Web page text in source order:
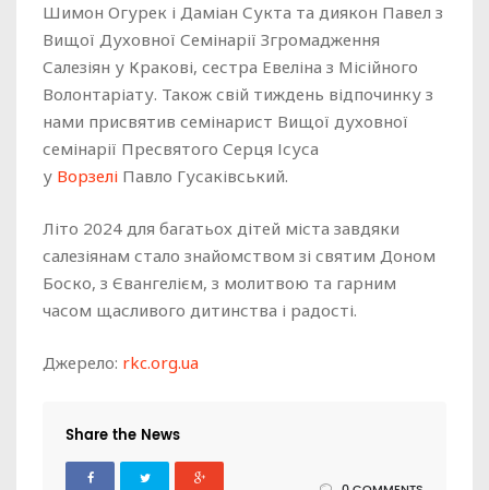
Шимон Огурек і Даміан Сукта та диякон Павел з
Вищої Духовної Семінарії Згромадження
Салезіян у Кракові, сестра Евеліна з Місійного
Волонтаріату. Також свій тиждень відпочинку з
нами присвятив семінарист Вищої духовної
семінарії Пресвятого Серця Ісуса
у Ворзелі Павло Гусаківський.
Літо 2024 для багатьох дітей міста завдяки
салезіянам стало знайомством зі святим Доном
Боско, з Євангелієм, з молитвою та гарним
часом щасливого дитинства і радості.
Джерело: rkc.org.ua
Share the News